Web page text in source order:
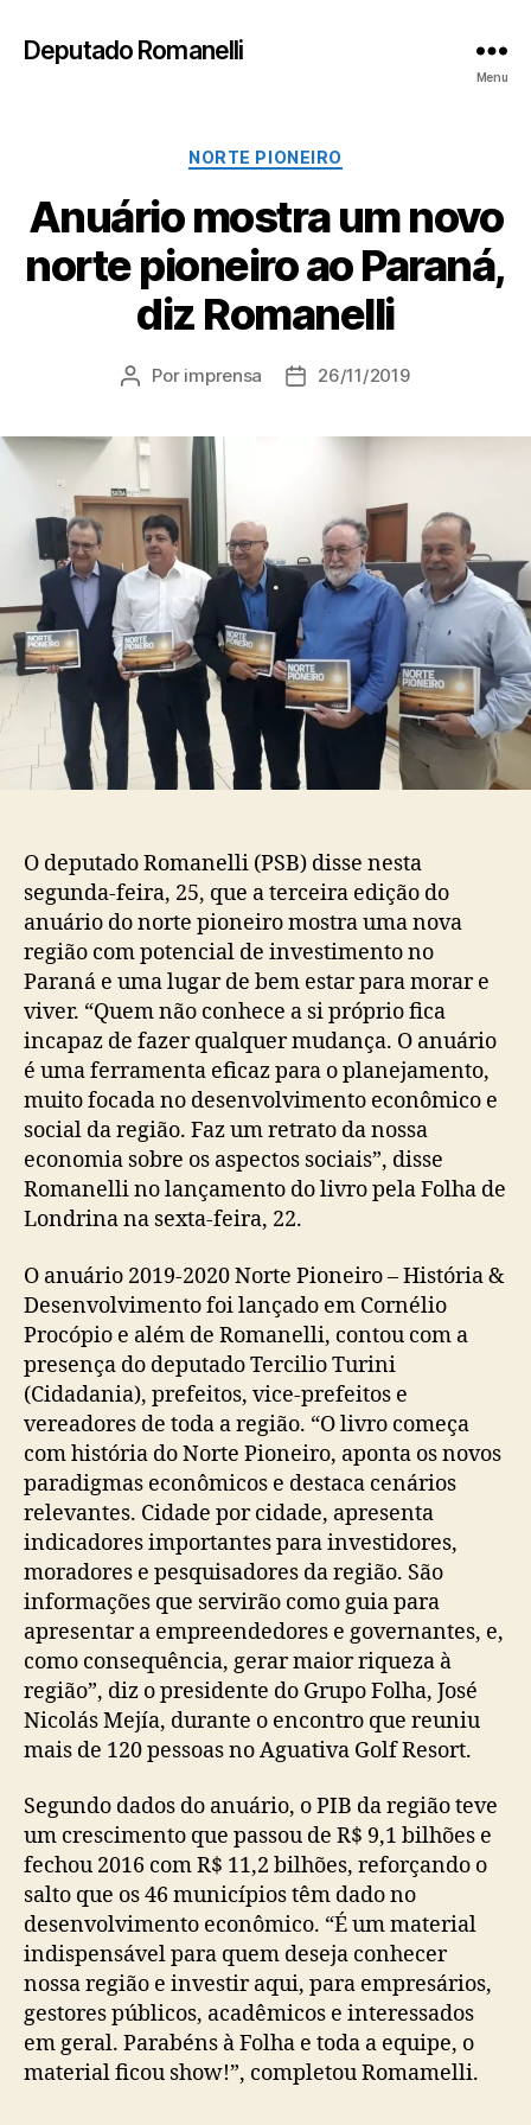
Deputado Romanelli
Menu
Categorias
NORTE PIONEIRO
Anuário mostra um novo
norte pioneiro ao Paraná,
diz Romanelli
Autor
Por imprensa
Data26/11/2019
O deputado Romanelli (PSB) disse nesta
segunda-feira, 25, que a terceira edição do
anuário do norte pioneiro mostra uma nova
região com potencial de investimento no
Paraná e uma lugar de bem estar para morar e
viver. “Quem não conhece a si próprio fica
incapaz de fazer qualquer mudança. O anuário
é uma ferramenta eficaz para o planejamento,
muito focada no desenvolvimento econômico e
social da região. Faz um retrato da nossa
economia sobre os aspectos sociais”, disse
Romanelli no lançamento do livro pela Folha de
Londrina na sexta-feira, 22.
O anuário 2019-2020 Norte Pioneiro – História &
Desenvolvimento foi lançado em Cornélio
Procópio e além de Romanelli, contou com a
presença do deputado Tercilio Turini
(Cidadania), prefeitos, vice-prefeitos e
vereadores de toda a região. “O livro começa
com história do Norte Pioneiro, aponta os novos
paradigmas econômicos e destaca cenários
relevantes. Cidade por cidade, apresenta
indicadores importantes para investidores,
moradores e pesquisadores da região. São
informações que servirão como guia para
apresentar a empreendedores e governantes, e,
como consequência, gerar maior riqueza à
região”, diz o presidente do Grupo Folha, José
Nicolás Mejía, durante o encontro que reuniu
mais de 120 pessoas no Aguativa Golf Resort.
Segundo dados do anuário, o PIB da região teve
um crescimento que passou de R$ 9,1 bilhões e
fechou 2016 com R$ 11,2 bilhões, reforçando o
salto que os 46 municípios têm dado no
desenvolvimento econômico. “É um material
indispensável para quem deseja conhecer
nossa região e investir aqui, para empresários,
gestores públicos, acadêmicos e interessados
em geral. Parabéns à Folha e toda a equipe, o
material ficou show!”, completou Romamelli.